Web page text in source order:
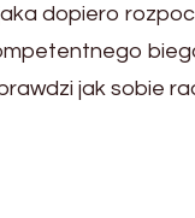
dopiero
jak sobie